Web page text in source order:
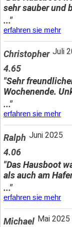
sehr sauber und
..."
erfahren sie mehr
Christopher Juli
4.65
"Sehr
Wochenende.
..."
erfahren sie mehr
Ralph Juni 2025
4.06
"Das Hausboot
als auch am
..."
erfahren sie mehr
Michael Mai 2025